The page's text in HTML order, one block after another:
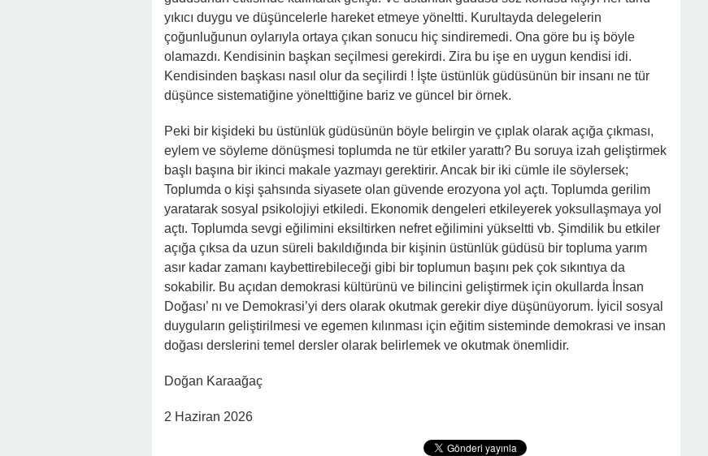
yıkıcı duygu ve düşüncelerle hareket etmeye yöneltti. Kurultayda delegelerin
çoğunluğunun oylarıyla ortaya çıkan sonucu hiç sindiremedi. Ona göre bu iş böyle
olamazdı. Kendisinin başkan seçilmesi gerekirdi. Zira bu işe en uygun kendisi idi.
Kendisinden başkası nasıl olur da seçilirdi ! İşte üstünlük güdüsünün bir insanı ne tür
düşünce sistematiğine yönelttiğine bariz ve güncel bir örnek.
Peki bir kişideki bu üstünlük güdüsünün böyle belirgin ve çıplak olarak açığa çıkması,
eylem ve söyleme dönüşmesi toplumda ne tür etkiler yarattı? Bu soruya izah geliştirmek
başlı başına bir ikinci makale yazmayı gerektirir. Ancak bir iki cümle ile söylersek;
Toplumda o kişi şahsında siyasete olan güvende erozyona yol açtı. Toplumda gerilim
yaratarak sosyal psikolojiyi etkiledi. Ekonomik dengeleri etkileyerek yoksullaşmaya yol
açtı. Toplumda sevgi eğilimini eksiltirken nefret eğilimini yükseltti vb. Şimdilik bu etkiler
açığa çıksa da uzun süreli bakıldığında bir kişinin üstünlük güdüsü bir topluma yarım
asır kadar zamanı kaybettirebileceği gibi bir toplumun başını pek çok sıkıntıya da
sokabilir. Bu açıdan demokrasi kültürünü ve bilincini geliştirmek için okullarda İnsan
Doğası’ nı ve Demokrasi’yi ders olarak okutmak gerekir diye düşünüyorum. İyicil sosyal
duyguların geliştirilmesi ve egemen kılınması için eğitim sisteminde demokrasi ve insan
doğası derslerini temel dersler olarak belirlemek ve okutmak önemlidir.
Doğan Karaağaç
2 Haziran 2026